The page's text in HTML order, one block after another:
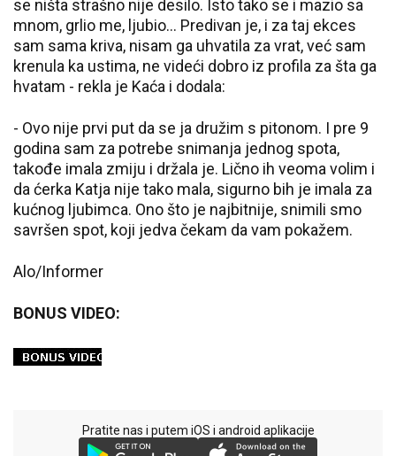
se ništa strašno nije desilo. Isto tako se i mazio sa
mnom, grlio me, ljubio... Predivan je, i za taj ekces
sam sama kriva, nisam ga uhvatila za vrat, već sam
krenula ka ustima, ne videći dobro iz profila za šta ga
hvatam - rekla je Kaća i dodala:
- Ovo nije prvi put da se ja družim s pitonom. I pre 9
godina sam za potrebe snimanja jednog spota,
takođe imala zmiju i držala je. Lično ih veoma volim i
da ćerka Katja nije tako mala, sigurno bih je imala za
kućnog ljubimca. Ono što je najbitnije, snimili smo
savršen spot, koji jedva čekam da vam pokažem.
Alo/Informer
BONUS VIDEO:
Pratite nas i putem iOS i android aplikacije